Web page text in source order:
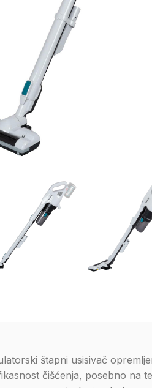
štapni usisivač
čišćenja, posebno na